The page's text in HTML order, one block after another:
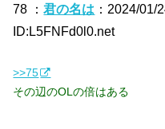
78 ：君の名は ：2024/01/
ID:L5FNFd0l0.net
>>75
その辺のOLの倍はある